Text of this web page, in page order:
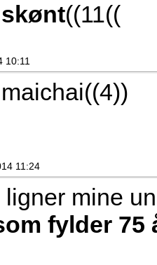
((11((
10:11
11:24
ligner mine
fylder